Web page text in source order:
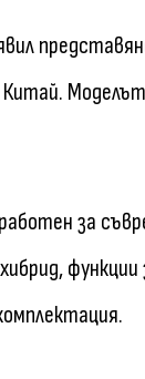
Китай.
за